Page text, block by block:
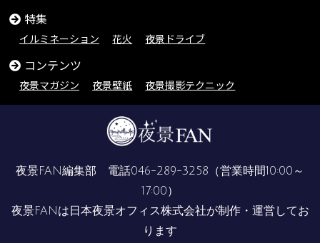
特集
イルミネーション 花火 夜景ドライブ
コンテンツ
夜景マガジン 夜景壁紙 夜景撮影テクニック
夜景FAN編集部 電話046-289-3258 （営業時間10:00～
17:00）
夜景FANは 日本夜景オフィス株式会社が制作・運営してお
ります